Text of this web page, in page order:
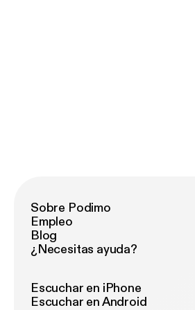
Sobre Podimo
Empleo
Blog
¿Necesitas ayuda?
Escuchar en iPhone
Escuchar en Android